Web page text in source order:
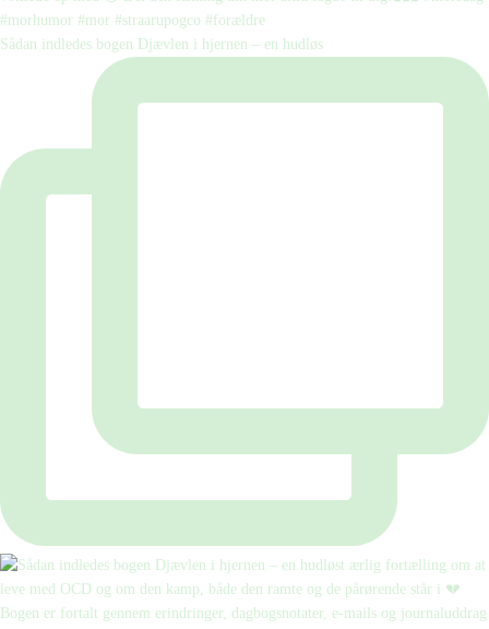
Sådan indledes bogen Djævlen i hjernen – en hudløs